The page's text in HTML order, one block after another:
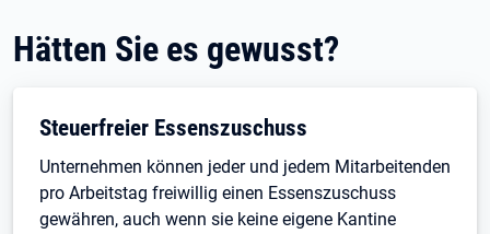
Hätten Sie es gewusst?
Steuerfreier Essenszuschuss
Unternehmen können jeder und jedem Mitarbeitenden
pro Arbeitstag freiwillig einen Essenszuschuss
gewähren, auch wenn sie keine eigene Kantine